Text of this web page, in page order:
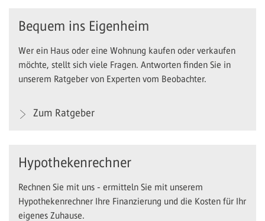
Bequem ins Eigenheim
Wer ein Haus oder eine Wohnung kaufen oder verkaufen
möchte, stellt sich viele Fragen. Antworten finden Sie in
unserem Ratgeber von Experten vom Beobachter.
Zum Ratgeber
Hypothekenrechner
Rechnen Sie mit uns - ermitteln Sie mit unserem
Hypothekenrechner Ihre Finanzierung und die Kosten für Ihr
eigenes Zuhause.